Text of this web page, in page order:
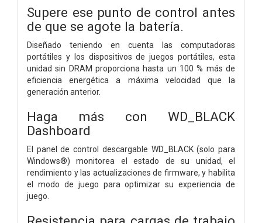
Supere ese punto de control antes
de que se agote la batería.
Diseñado teniendo en cuenta las computadoras
portátiles y los dispositivos de juegos portátiles, esta
unidad sin DRAM proporciona hasta un 100 % más de
eficiencia energética a máxima velocidad que la
generación anterior.
Haga más con WD_BLACK
Dashboard
El panel de control descargable WD_BLACK (solo para
Windows®) monitorea el estado de su unidad, el
rendimiento y las actualizaciones de firmware, y habilita
el modo de juego para optimizar su experiencia de
juego.